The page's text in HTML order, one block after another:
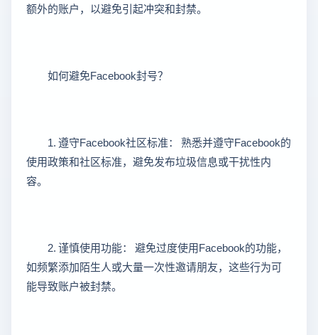
额外的账户，以避免引起冲突和封禁。
如何避免Facebook封号？
1. 遵守Facebook社区标准： 熟悉并遵守Facebook的
使用政策和社区标准，避免发布垃圾信息或干扰性内
容。
2. 谨慎使用功能： 避免过度使用Facebook的功能，
如频繁添加陌生人或大量一次性邀请朋友，这些行为可
能导致账户被封禁。